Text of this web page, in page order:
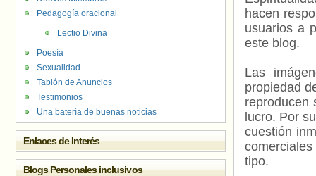
hacen
usuarios a
este blog.
Las
propiedad
reproducen
lucro. Por
cuestión
tipo.
Pedagogía oracional
Lectio Divina
Poesía
Sexualidad
Tablón de Anuncios
Testimonios
Una batería de buenas noticias
Enlaces de Interés
Blogs Personales inclusivos